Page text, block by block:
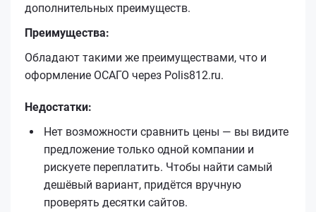
дополнительных преимуществ.
Преимущества:
Обладают такими же преимуществами, что и
оформление ОСАГО через Polis812.ru.
Недостатки:
Нет возможности сравнить цены — вы видите
предложение только одной компании и
рискуете переплатить. Чтобы найти самый
дешёвый вариант, придётся вручную
проверять десятки сайтов.